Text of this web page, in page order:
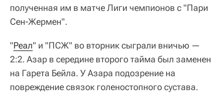
полученная им в матче Лиги чемпионов с "Пари
Сен-Жермен".
"Реал" и "ПСЖ" во вторник сыграли вничью —
2:2. Азар в середине второго тайма был заменен
на Гарета Бейла. У Азара подозрение на
повреждение связок голеностопного сустава.